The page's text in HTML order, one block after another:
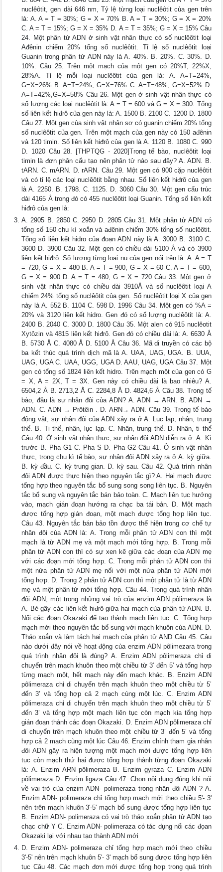
nuclêôtit, gen dài 646 nm, Tỷ lệ từng loại nuclêôtit của gen trên
là: A. A = T = 30%; G = X = 70% B. A = T = 30%; G = X = 20%
C. A = T = 15%; G = X = 35% D. A = T = 35%; G = X = 15% Câu
24. Một phân tử ADN ở sinh vật nhân thực có số nuclêôtit loại
Ađênin chiếm 20% tổng số nuclêôtit. Tỉ lệ số nuclêôtit loại
Guanin trong phân tử ADN này là A. 40%. B. 20%. C. 30%. D.
10%. Câu 25. Trên một mạch của một gen có 20%T, 22%X,
28%A. Tỉ lệ mỗi loại nuclêôtit của gen là: A. A=T=24%,
G=X=26% B. A=T=24%, G=X=76% C. A=T=48%, G=X=52% D.
A=T=42%,G=X=58% Câu 26. Một gen ở sinh vật nhân thực có
số lượng các loại nuclêôtit là: A = T = 600 và G = X = 300. Tổng
số liên kết hiđrô của gen này là: A. 1500 B. 2100 C. 1200 D. 1800
Câu 27. Một gen của sinh vật nhân sơ có guanin chiếm 20% tổng
số nuclêôtit của gen. Trên một mạch của gen này có 150 ađênin
và 120 timin. Số liên kết hiđrô của gen là A. 1120 B. 1080 C. 990
D. 1020 Câu 28. [THPTQG - 2020]Trong tế bào, nuclêôtit loại
timin là đơn phân cấu tạo nên phân tử nào sau đây? A. ADN. B.
tARN. C. mARN. D. rARN. Câu 29. Một gen có 900 cặp nuclêôtit
và có tỉ lệ các loại nuclêôtit bằng nhau. Số liên kết hiđrô của gen
là A. 2250. B. 1798. C. 1125. D. 3060 Câu 30. Một gen cấu trúc
dài 4165 Å trong đó có 455 nuclêôtit loại Guanin. Tổng số liên kết
hiđrô của gen là:
A. 2905 B. 2850 C. 2950 D. 2805 Câu 31. Một phân tử ADN có
tổng số 150 chu kì xoắn và ađênin chiếm 30% tổng số nuclêôtit.
Tổng số liên kết hidro của đoạn ADN này là A. 3000 B. 3100 C.
3600 D. 3900 Câu 32. Một gen có chiều dài 5100 Å và có 3900
liên kết hiđrô. Số lượng từng loại nu của gen nói trên là: A. A = T
= 720, G = X = 480 B. A = T = 900, G = X = 60 C. A = T = 600,
G = X = 900 D. A = T = 480, G = X = 720 Câu 33. Một gen ở
sinh vật nhân thực có chiều dài 3910Å và số nuclêôtit loại A
chiếm 24% tổng số nuclêôtit của gen. Số nuclêôtit loại X của gen
này là A. 552 B. 1104 C. 598 D. 1996 Câu 34. Một gen có %A =
20% và 3120 liên kết hidro. Gen đó có số lượng nuclêôtit là: A.
2400 B. 2040 C. 3000 D. 1800 Câu 35. Một alen có 915 nuclêotit
Xytôzin và 4815 liên kết hiđrô. Gen đó có chiều dài là: A. 6630 Å
B. 5730 Å C. 4080 Å D. 5100 Å Câu 36. Mã di truyền có các bộ
ba kết thúc quá trình dịch mã là A. UAA, UAG, UGA. B. UUA,
UAG, UGA C. UAA, UGG, UGA D. AAU, UAG, UGA Câu 37. Một
gen có tổng số 1824 liên kết hidro. Trên mạch một của gen có G
= X, A = 2X, T = 3X. Gen này có chiều dài là bao nhiêu? A.
6504,2 Å B. 2713,2 Å C. 2284,8 Å D. 4824,6 Å Câu 38. Trong tế
bào, đâu là sự nhân đôi của ADN? A. ADN → ARN. B. ADN →
ADN. C. ADN → Prôtêin . D. ARN→ ADN. Câu 39. Trong tế bào
động vật, sự nhân đôi của ADN xảy ra ở A. Lục lạp, nhân, trung
thể. B. Ti thể, nhân, lục lạp. C. Nhân, trung thể. D. Nhân, ti thể
Câu 40. Ở sinh vật nhân thực, sự nhân đôi ADN diễn ra ở: A. Kì
trước B. Pha G1 C. Pha S D. Pha G2 Câu 41. Ở sinh vật nhân
thực, trong chu kì tế bào, sự nhân đôi ADN xảy ra ở A. kỳ giữa.
B. kỳ đầu. C. kỳ trung gian. D. kỳ sau. Câu 42. Quá trình nhân
đôi ADN được thực hiện theo nguyên tắc gì? A. Hai mạch được
tổng hợp theo nguyên tắc bổ sung song song liên tục. B. Nguyên
tắc bổ sung và nguyên tắc bán bảo toàn. C. Mạch liên tục hướng
vào, mạch gián đoạn hướng ra chạc ba tái bản. D. Một mạch
được tổng hợp gián đoạn, một mạch được tổng hợp liên tục.
Câu 43. Nguyên tắc bán bảo tồn được thể hiện trong cơ chế tự
nhân đôi của ADN là: A. Trong mỗi phân tử ADN con thì một
mạch là từ ADN mẹ và một mạch mới tổng hợp. B. Trong mỗi
phân tử ADN con thì có sự xen kẽ giữa các đoạn của ADN mẹ
với các đoạn mới tổng hợp. C. Trong mỗi phân tử ADN con thì
một nửa phân tử ADN mẹ nối với một nửa phân tử ADN mới
tổng hợp. D. Trong 2 phân tử ADN con thì một phân tử là từ ADN
mẹ và một phân tử mới tổng hợp. Câu 44. Trong quá trình nhân
đôi ADN, một trong những vai trò của enzim ADN pôlimeraza là
A. Bẻ gãy các liên kết hiđrô giữa hai mạch của phân tử ADN. B.
Nối các đoạn Okazaki để tạo thành mạch liên tục. C. Tổng hợp
mạch mới theo nguyên tắc bổ sung với mạch khuôn của ADN. D.
Tháo xoắn và làm tách hai mạch của phân tử AND Câu 45. Câu
nào dưới đây nói về hoạt động của enzim ADN pôlimezara trong
quá trình nhân đôi là đúng? A. Enzim ADN pôlimeraza chỉ di
chuyển trên mạch khuôn theo một chiều từ 3’ đến 5’ và tổng hợp
từng mạch một, hết mạch này đến mạch khác. B. Enzim ADN
pôlimeraza chỉ di chuyển trên mạch khuôn theo một chiều từ 5’
đến 3’ và tổng hợp cả 2 mạch cùng một lúc. C. Enzim ADN
pôlimeraza chỉ di chuyển trên mạch khuôn theo một chiều từ 5’
đến 3’ và tổng hợp một mạch liên tục còn mạch kia tổng hợp
gián đoạn thành các đoạn Okazaki. D. Enzim ADN pôlimeraza chỉ
di chuyển trên mạch khuôn theo một chiều từ 3’ đến 5’ và tổng
hợp cả 2 mạch cùng một lúc Câu 46. Enzim chính tham gia nhân
đôi ADN gây ra hiện tượng một mạch mới được tổng hợp liên
tục còn mạch thứ hai được tổng hợp thành từng đoạn Okazaki
là: A. Enzim ARN pôlimeraza B. Enzim gyraza C. Enzim ADN
pôlimeraza D. Enzim ligaza Câu 47. Chọn nội dung đúng khi nói
về vai trò của enzim ADN- polimeraza trong nhân đôi ADN ? A.
Enzim ADN- polimeraza chỉ tổng hợp mạch mới theo chiều 5'- 3'
nên trên mạch khuôn 3'-5' mạch bổ sung được tổng hợp liên tục
B. Enzim ADN- polimeraza có vai trò tháo xoắn phân tử ADN tạo
chạc chữ Y C. Enzim ADN- polimeraza có tác dụng nối các đọan
Okazaki lại với nhau tạo thành ADN mới
D. Enzim ADN- polimeraza chỉ tổng hợp mạch mới theo chiều
3'-5' nên trên mạch khuôn 5'- 3' mạch bổ sung được tổng hợp liên
tục Câu 48. Các mạch đơn mới được tổng hợp trong quá trình